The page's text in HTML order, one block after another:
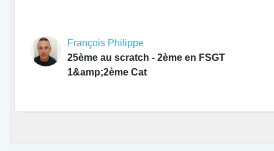
François Philippe
25ème au scratch - 2ème en FSGT
1&amp;2ème Cat